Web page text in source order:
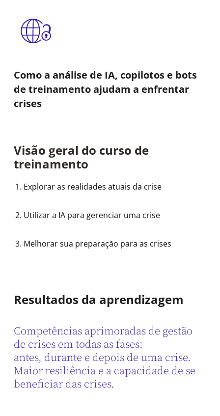
Como a análise de IA, copilotos e bots
de treinamento ajudam a enfrentar
crises
Visão geral do curso de
treinamento
Explorar as realidades atuais da crise
Utilizar a IA para gerenciar uma crise
Melhorar sua preparação para as crises
Resultados da aprendizagem
Competências aprimoradas de gestão
de crises em todas as fases:
antes, durante e depois de uma crise.
Maior resiliência e a capacidade de se
beneficiar das crises.